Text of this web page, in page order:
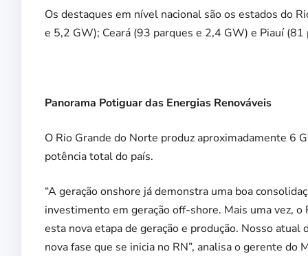
Os destaques em nível nacional são os estados do
e 5,2 GW); Ceará (93 parques e 2,4 GW) e Piauí
Panorama Potiguar das Energias Renováveis
O Rio Grande do Norte produz aproximadamente 6
potência total do país.
“A geração onshore já demonstra uma boa
investimento em geração off-shore. Mais uma vez,
esta nova etapa de geração e produção. Nosso
nova fase que se inicia no RN”, analisa o gerente do